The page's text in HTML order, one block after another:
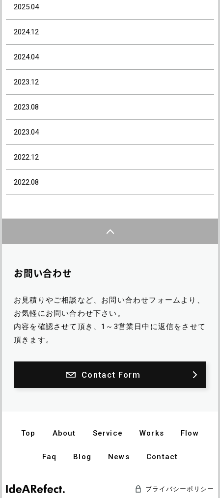
2025.04
2024.12
2024.04
2023.12
2023.08
2023.04
2022.12
2022.08
お問い合わせ
お見積りやご相談など、お問い合わせフォームより、
お気軽にお問い合わせ下さい。
内容を確認させて頂き、1～3営業日中に返信をさせて
頂きます。
Contact Form
Top About Service Works Flow
Faq Blog News Contact
プライバシーポリシー